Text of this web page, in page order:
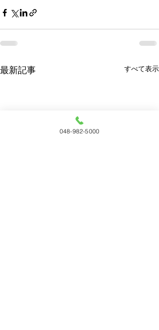
最新記事 すべて表示
048-982-5000